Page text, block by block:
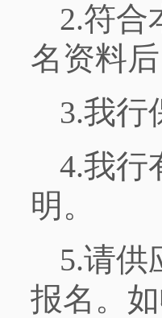
2.符合
名资料
3.我行
4.我行
明。
5.请供
报名。